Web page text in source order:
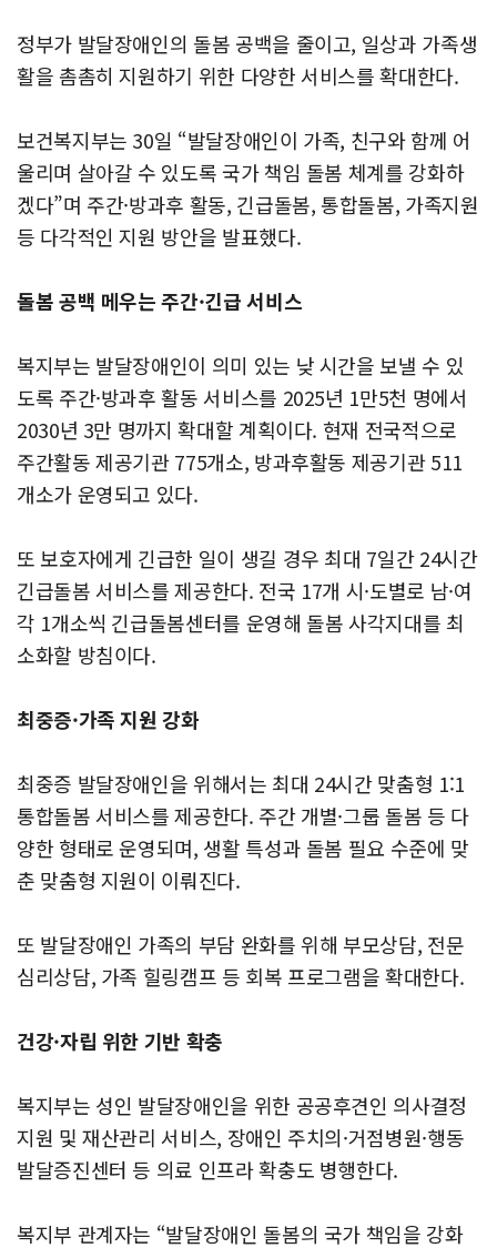
정부가 발달장애인의 돌봄 공백을 줄이고, 일상과 가족생
활을 촘촘히 지원하기 위한 다양한 서비스를 확대한다.
보건복지부는 30일 “발달장애인이 가족, 친구와 함께 어
울리며 살아갈 수 있도록 국가 책임 돌봄 체계를 강화하
겠다”며 주간·방과후 활동, 긴급돌봄, 통합돌봄, 가족지원
등 다각적인 지원 방안을 발표했다.
돌봄 공백 메우는 주간·긴급 서비스
복지부는 발달장애인이 의미 있는 낮 시간을 보낼 수 있
도록 주간·방과후 활동 서비스를 2025년 1만5천 명에서
2030년 3만 명까지 확대할 계획이다. 현재 전국적으로
주간활동 제공기관 775개소, 방과후활동 제공기관 511
개소가 운영되고 있다.
또 보호자에게 긴급한 일이 생길 경우 최대 7일간 24시간
긴급돌봄 서비스를 제공한다. 전국 17개 시·도별로 남·여
각 1개소씩 긴급돌봄센터를 운영해 돌봄 사각지대를 최
소화할 방침이다.
최중증·가족 지원 강화
최중증 발달장애인을 위해서는 최대 24시간 맞춤형 1:1
통합돌봄 서비스를 제공한다. 주간 개별·그룹 돌봄 등 다
양한 형태로 운영되며, 생활 특성과 돌봄 필요 수준에 맞
춘 맞춤형 지원이 이뤄진다.
또 발달장애인 가족의 부담 완화를 위해 부모상담, 전문
심리상담, 가족 힐링캠프 등 회복 프로그램을 확대한다.
건강·자립 위한 기반 확충
복지부는 성인 발달장애인을 위한 공공후견인 의사결정
지원 및 재산관리 서비스, 장애인 주치의·거점병원·행동
발달증진센터 등 의료 인프라 확충도 병행한다.
복지부 관계자는 “발달장애인 돌봄의 국가 책임을 강화